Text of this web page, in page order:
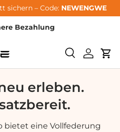
sichern – Code: NEWENGWE
Bezahlung
SearchLog in
erleben.
bietet eine Vollfederung